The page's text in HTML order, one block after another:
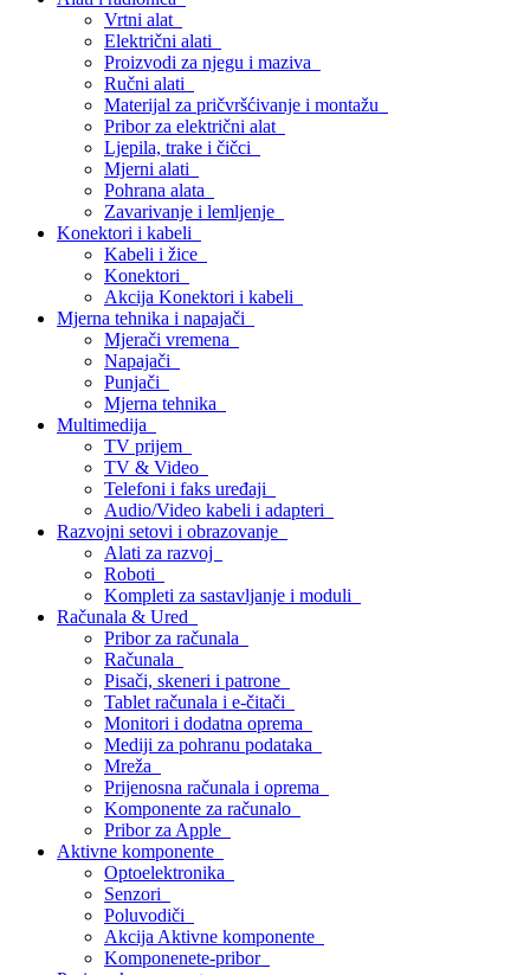
Vrtni alat
Električni alati
Proizvodi za njegu i maziva
Ručni alati
Materijal za pričvršćivanje i montažu
Pribor za električni alat
Ljepila, trake i čičci
Mjerni alati
Pohrana alata
Zavarivanje i lemljenje
Konektori i kabeli
Kabeli i žice
Konektori
Akcija Konektori i kabeli
Mjerna tehnika i napajači
Mjerači vremena
Napajači
Punjači
Mjerna tehnika
Multimedija
TV prijem
TV & Video
Telefoni i faks uređaji
Audio/Video kabeli i adapteri
Razvojni setovi i obrazovanje
Alati za razvoj
Roboti
Kompleti za sastavljanje i moduli
Računala & Ured
Pribor za računala
Računala
Pisači, skeneri i patrone
Tablet računala i e-čitači
Monitori i dodatna oprema
Mediji za pohranu podataka
Mreža
Prijenosna računala i oprema
Komponente za računalo
Pribor za Apple
Aktivne komponente
Optoelektronika
Senzori
Poluvodiči
Akcija Aktivne komponente
Komponenete-pribor